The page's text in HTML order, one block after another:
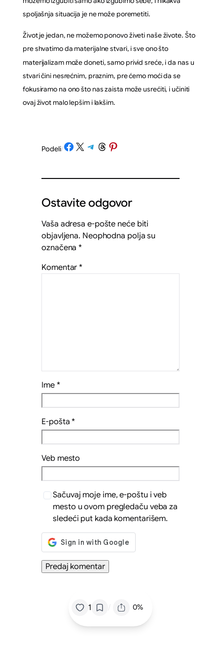
spoljašnja situacija je ne može poremetiti.
Život je jedan, ne možemo ponovo živeti naše živote. Što
pre shvatimo da materijalne stvari, i sve ono što
materijalizam može doneti, samo privid sreće, i da nas u
stvari čini nesrećnim, praznim, pre ćemo moći da se
fokusiramo na ono što nas zaista može usrećiti, i učiniti
ovaj život malo lepšim i lakšim.
Podeli/Share on Facebook
Share on X Share on Telegram
Share on Threads
Share on Pinterest
Ostavite odgovor
Vaša adresa e-pošte neće biti
objavljena. Neophodna polja su
označena*
Komentar*
Ime *
E-pošta*
Veb mesto
Sačuvaj moje ime, e-poštu i veb
mesto u ovom pregledaču veba za
sledeći put kada komentarišem.
1 / 0%